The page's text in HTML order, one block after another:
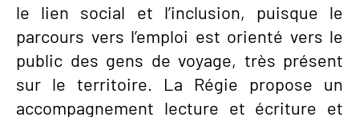
le lien social et l’inclusion, puisque le
parcours vers l’emploi est orienté vers le
public des gens de voyage, très présent
sur le territoire. La Régie propose un
accompagnement lecture et écriture et